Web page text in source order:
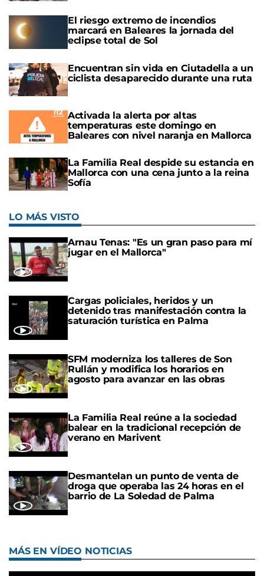
El riesgo extremo de incendios
marcará en Baleares la jornada del
eclipse total de Sol
Encuentran sin vida en Ciutadella a un
ciclista desaparecido durante una ruta
Activada la alerta por altas
temperaturas este domingo en
Baleares con nivel naranja en Mallorca
La Familia Real despide su estancia en
Mallorca con una cena junto a la reina
Sofía
LO MÁS VISTO
Arnau Tenas: "Es un gran paso para mí
jugar en el Mallorca"
Cargas policiales, heridos y un
detenido tras manifestación contra la
saturación turística en Palma
SFM moderniza los talleres de Son
Rullán y modifica los horarios en
agosto para avanzar en las obras
La Familia Real reúne a la sociedad
balear en la tradicional recepción de
verano en Marivent
Desmantelan un punto de venta de
droga que operaba las 24 horas en el
barrio de La Soledad de Palma
MÁS EN VÍDEO NOTICIAS